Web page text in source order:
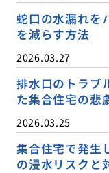
蛇口の水漏れを
を減らす方法
2026.03.27
排水口のトラブ
た集合住宅の悲
2026.03.25
集合住宅で発生
の浸水リスクと